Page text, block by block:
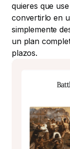
quieres que
convertirlo en
simplemente
un plan
plazos.